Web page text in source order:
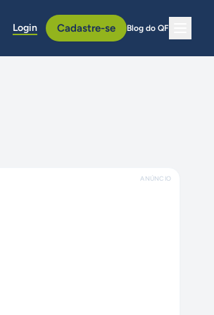
Login Cadastre-se Blog do QF
ANÚNCIO